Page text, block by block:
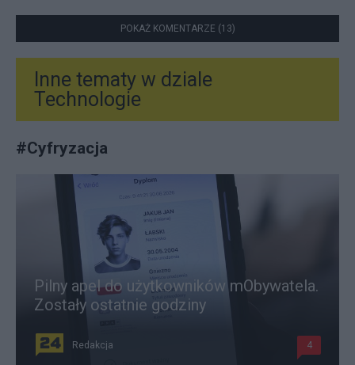
POKAŻ KOMENTARZE (13)
Inne tematy w dziale
Technologie
#Cyfryzacja
Pilny apel do użytkowników mObywatela.
Zostały ostatnie godziny
Redakcja 4